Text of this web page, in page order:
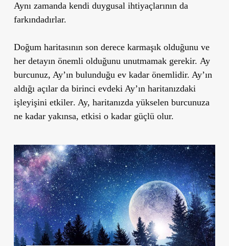
Aynı zamanda kendi duygusal ihtiyaçlarının da
farkındadırlar.
Doğum haritasının son derece karmaşık olduğunu ve
her detayın önemli olduğunu unutmamak gerekir. Ay
burcunuz, Ay’ın bulunduğu ev kadar önemlidir. Ay’ın
aldığı açılar da birinci evdeki Ay’ın haritanızdaki
işleyişini etkiler. Ay, haritanızda yükselen burcunuza
ne kadar yakınsa, etkisi o kadar güçlü olur.